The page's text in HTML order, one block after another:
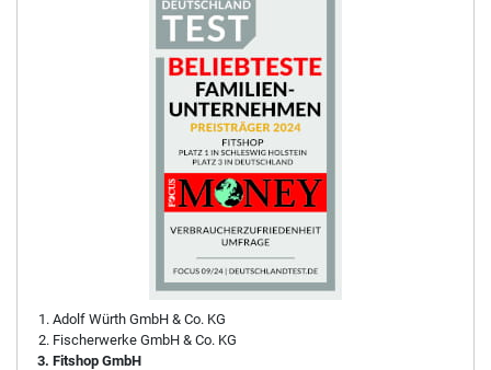
Adolf Würth GmbH & Co. KG
Fischerwerke GmbH & Co. KG
Fitshop GmbH